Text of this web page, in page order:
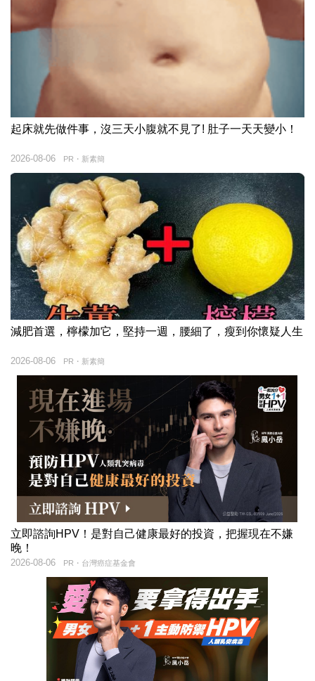
起床就先做件事，沒三天小腹就不見了! 肚子一天天變小！
PR・新素簡
2026-08-06
減肥首選，檸檬加它，堅持一週，腰細了，瘦到你懷疑人生
PR・新素簡
2026-08-06
立即諮詢HPV！是對自己健康最好的投資，把握現在不嫌
晚！
PR・台灣癌症基金會
2026-08-06